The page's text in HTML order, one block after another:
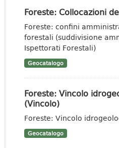
Foreste: Collocazioni
Foreste: confini
forestali (suddivisione
Ispettorati Forestali)
Geocatalogo
Foreste: Vincolo
(Vincolo)
Foreste: Vincolo
Geocatalogo